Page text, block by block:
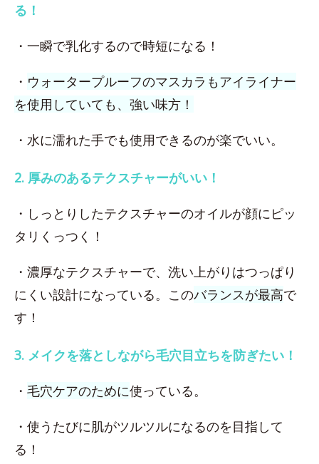
る！
・一瞬で乳化するので時短になる！
・ ウォータープルーフのマスカラもアイライナー
を使用していても、強い味方！
・水に濡れた手でも使用できるのが楽でいい。
2. 厚みのあるテクスチャーがいい！
・しっとりしたテクスチャーのオイルが顔にピッ
タリくっつく！
・濃厚なテクスチャーで、洗い上がりはつっぱり
にくい設計になっている。このバランスが最高で
す！
3. メイクを落としながら毛穴目立ちを防ぎたい！
・ 毛穴ケアのために使っている。
・使うたびに肌がツルツルになるのを目指して
る！